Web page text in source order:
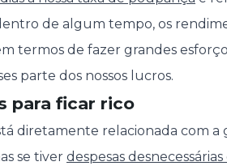
de algum tempo, os
termos de fazer grandes
parte dos nossos lucros.
para ficar rico
diretamente relacionada com a
se tiver despesas